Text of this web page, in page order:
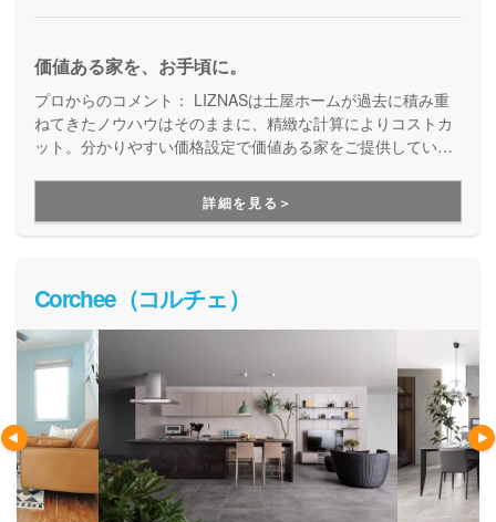
価値ある家を、お手頃に。
プロからのコメント： LIZNASは土屋ホームが過去に積み重
ねてきたノウハウはそのままに、精緻な計算によりコストカ
ット。分かりやすい価格設定で価値ある家をご提供していま
はぴったりの建築会社です。詳細を見る＞
Corchee（コルチェ）